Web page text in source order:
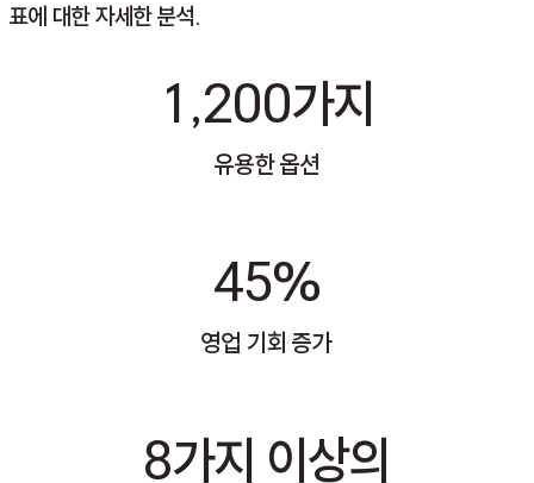
표에 대한 자세한 분석.
1,200가지
유용한 옵션
45%
영업 기회 증가
8가지 이상의